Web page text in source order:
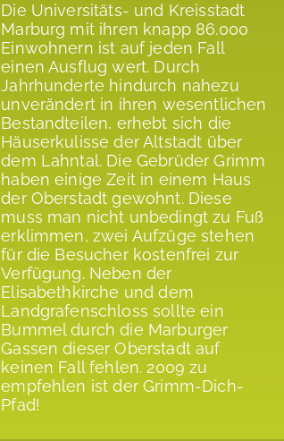
Die Universitäts- und Kreisstadt
Marburg mit ihren knapp 86.000
Einwohnern ist auf jeden Fall
einen Ausflug wert. Durch
Jahrhunderte hindurch nahezu
unverändert in ihren wesentlichen
Bestandteilen, erhebt sich die
Häuserkulisse der Altstadt über
dem Lahntal. Die Gebrüder Grimm
haben einige Zeit in einem Haus
der Oberstadt gewohnt. Diese
muss man nicht unbedingt zu Fuß
erklimmen, zwei Aufzüge stehen
für die Besucher kostenfrei zur
Verfügung. Neben der
Elisabethkirche und dem
Landgrafenschloss sollte ein
Bummel durch die Marburger
Gassen dieser Oberstadt auf
keinen Fall fehlen. 2009 zu
empfehlen ist der Grimm-Dich-
Pfad!